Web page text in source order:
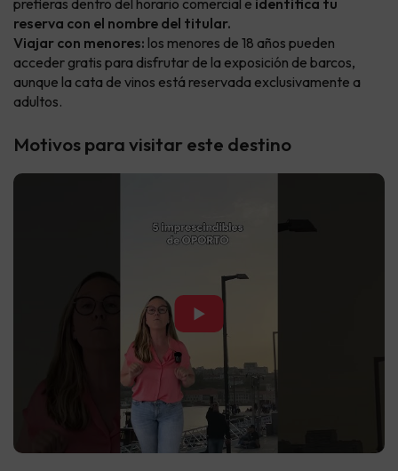
prefieras dentro del horario comercial e identifica tu
reserva con el nombre del titular.
Viajar con menores: los menores de 18 años pueden
acceder gratis para disfrutar de la exposición de barcos,
aunque la cata de vinos está reservada exclusivamente a
adultos.
Motivos para visitar este destino
▶